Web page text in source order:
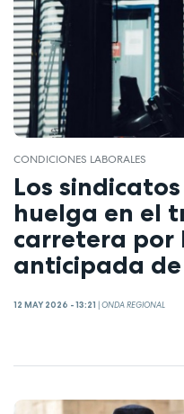
CONDICIONES LABORALES
Los
huelga en el
carretera por
anticipada
12 MAY 2026 - 13:21 |ONDA REGIONAL